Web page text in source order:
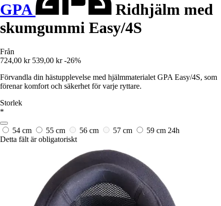
GPA
Ridhjälm med
skumgummi Easy/4S
Från
724,00 kr 539,00 kr -26%
Förvandla din hästupplevelse med hjälmmaterialet GPA Easy/4S, som
förenar komfort och säkerhet för varje ryttare.
Storlek
*
54 cm 55 cm 56 cm 57 cm 59 cm 24h
Detta fält är obligatoriskt